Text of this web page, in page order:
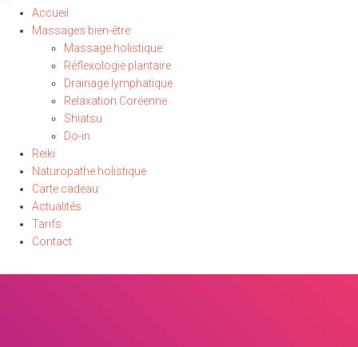
Accueil
Massages bien-être
Massage holistique
Réflexologie plantaire
Drainage lymphatique
Relaxation Coréenne
Shiatsu
Do-in
Reiki
Naturopathe holistique
Carte cadeau
Actualités
Tarifs
Contact